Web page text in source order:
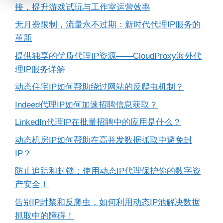
接，提升游戏试玩与工作室运营效率
无月费限制，流量永不过期：新时代代理IP服务的
革新
提供独享的优质代理IP资源——CloudProxy海外代
理IP服务详解
动态住宅IP如何帮助绕过网站的反爬虫机制？
Indeed代理IP如何加速招聘信息获取？
LinkedIn代理IP在批量招聘中的应用是什么？
动态机房IP如何帮助在高并发数据抓取中避免封
IP？
防止追踪和封锁：使用动态IP代理保护你的数字资
产安全！
告别IP封禁和反爬虫，如何利用动态IP池解决数据
抓取中的障碍！